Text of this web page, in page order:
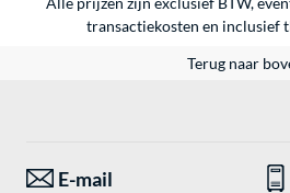
transactiekosten en inclusief
Terug naar
E-mail